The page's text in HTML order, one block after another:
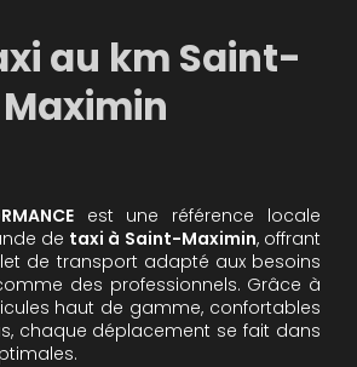
au km Saint-
Maximin
est une référence locale
de taxi à Saint-Maximin, offrant
de transport adapté aux besoins
des professionnels. Grâce à
haut de gamme, confortables
chaque déplacement se fait dans